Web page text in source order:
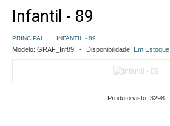
COMO COMPRAR
POLÍTICA DE FRETE GRÁTIS
Infantil - 89
PRINCIPAL INFANTIL - 89
Modelo: GRAF_Inf89 Disponibilidade: Em Estoque
Produto visto: 3298